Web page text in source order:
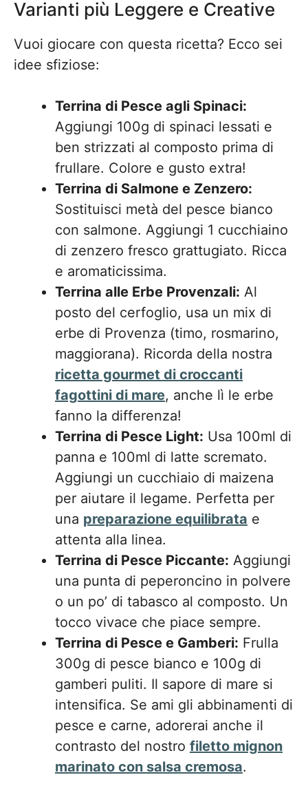
Varianti più Leggere e Creative
Vuoi giocare con questa ricetta? Ecco sei
idee sfiziose:
Terrina di Pesce agli Spinaci:
Aggiungi 100g di spinaci lessati e
ben strizzati al composto prima di
frullare. Colore e gusto extra!
Terrina di Salmone e Zenzero:
Sostituisci metà del pesce bianco
con salmone. Aggiungi 1 cucchiaino
di zenzero fresco grattugiato. Ricca
e aromaticissima.
Terrina alle Erbe Provenzali: Al
posto del cerfoglio, usa un mix di
erbe di Provenza (timo, rosmarino,
maggiorana). Ricorda della nostra
ricetta gourmet di croccanti
fagottini di mare, anche lì le erbe
fanno la differenza!
Terrina di Pesce Light: Usa 100ml di
panna e 100ml di latte scremato.
Aggiungi un cucchiaio di maizena
per aiutare il legame. Perfetta per
una preparazione equilibrata e
attenta alla linea.
Terrina di Pesce Piccante: Aggiungi
una punta di peperoncino in polvere
o un po’ di tabasco al composto. Un
tocco vivace che piace sempre.
Terrina di Pesce e Gamberi: Frulla
300g di pesce bianco e 100g di
gamberi puliti. Il sapore di mare si
intensifica. Se ami gli abbinamenti di
pesce e carne, adorerai anche il
contrasto del nostro filetto mignon
marinato con salsa cremosa.